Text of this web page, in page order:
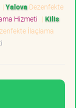
| Yalova Dezenfekte
Hizmeti | Kilis
İlaçlama